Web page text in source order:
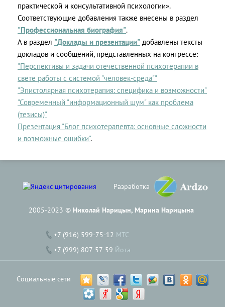
практической и консультативной психологии».
Соответствующие добавления также внесены в раздел
"Профессиональная биография".
А в раздел "Доклады и презентации" добавлены тексты
докладов и сообщений, представленных на конгрессе:
"Перспективы и задачи отечественной психотерапии в
свете работы с системой "человек-среда""
"Эпистолярная психотерапия: специфика и возможности"
"Современный "информационный шум" как проблема
(тезисы)"
Презентация "Блог психотерапевта: основные сложности
и возможные ошибки".
Разработка
2005-2023 © Николай Нарицын, Марина Нарицына
+7 (916) 599-75-12 МТС
+7 (999) 807-57-59 Йота
Социальные сети